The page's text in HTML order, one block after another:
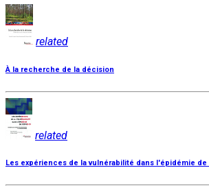
related
À la recherche de la décision
related
Les expériences de la vulnérabilité dans l'épidémie de